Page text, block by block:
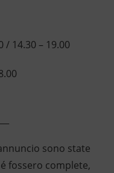
/ 14.30 – 19.00
sono state
fossero complete,